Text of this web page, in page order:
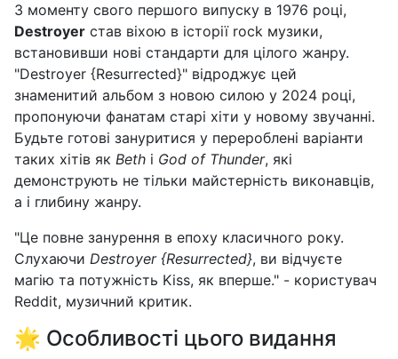
З моменту свого першого випуску в 1976 році,
Destroyer став віхою в історії rock музики,
встановивши нові стандарти для цілого жанру.
"Destroyer {Resurrected}" відроджує цей
знаменитий альбом з новою силою у 2024 році,
пропонуючи фанатам старі хіти у новому звучанні.
Будьте готові зануритися у перероблені варіанти
таких хітів як Beth і God of Thunder, які
демонструють не тільки майстерність виконавців,
а і глибину жанру.
"Це повне занурення в епоху класичного року.
Слухаючи Destroyer {Resurrected}, ви відчуєте
магію та потужність Kiss, як вперше." - користувач
Reddit, музичний критик.
🌟 Особливості цього видання